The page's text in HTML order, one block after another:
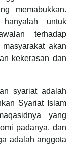
memabukkan.
untuk
terhadap
akan
kekerasan dan
syariat adalah
Syariat Islam
yang
padanya, dan
adalah anggota